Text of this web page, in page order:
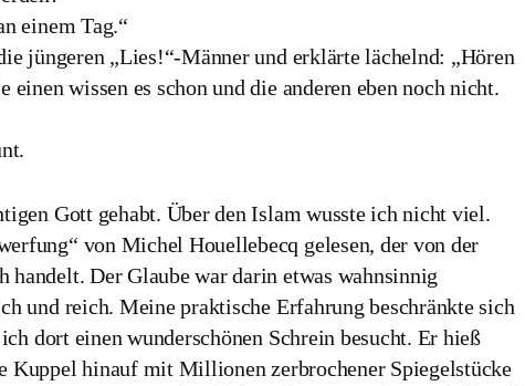
einem Tag.“
jüngeren „Lies!“-Männer und erklärte lächelnd: „Hören
wissen es schon und die anderen eben noch nicht.
Gott gehabt. Über den Islam wusste ich nicht viel.
von Michel Houellebecq gelesen, der von der
Der Glaube war darin etwas wahnsinnig
und reich. Meine praktische Erfahrung beschränkte sich
dort einen wunderschönen Schrein besucht. Er hieß
Kuppel hinauf mit Millionen zerbrochener Spiegelstücke